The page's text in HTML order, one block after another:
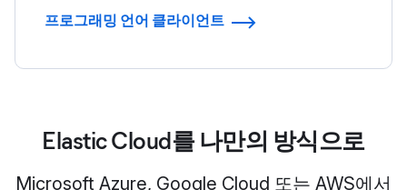
프로그래밍 언어 클라이언트
Elastic Cloud를 나만의 방식으로
Microsoft Azure, Google Cloud 또는 AWS에서